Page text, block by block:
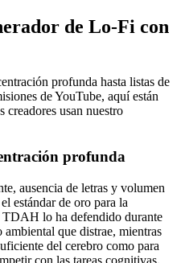
de Lo-Fi con
profunda hasta listas de
de YouTube, aquí están
creadores usan nuestro
profunda
ausencia de letras y volumen
estándar de oro para la
lo ha defendido durante
ambiental que distrae, mientras
del cerebro como para
con las tareas cognitivas.